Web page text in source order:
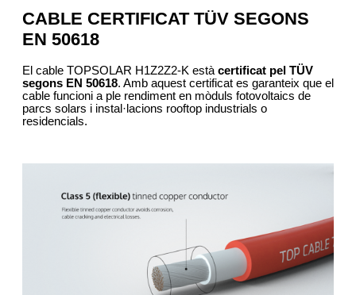
CABLE CERTIFICAT TÜV SEGONS
EN 50618
El cable TOPSOLAR H1Z2Z2-K estàcertificat pel TÜV
segons EN 50618. Amb aquest certificat es garanteix que el
cable funcioni a ple rendiment en mòduls fotovoltaics de
parcs solars i instal·lacions rooftop industrials o
residencials.